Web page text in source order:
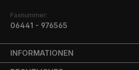
Faxnummer:
06441 - 976565
INFORMATIONEN